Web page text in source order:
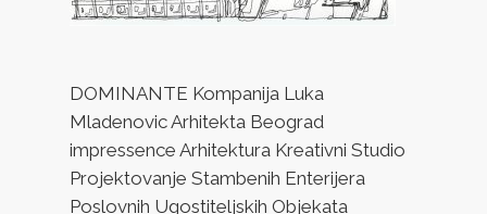
DOMINANTE Kompanija Luka
Mladenovic Arhitekta Beograd
impressence Arhitektura Kreativni Studio
Projektovanje Stambenih Enterijera
Poslovnih Ugostiteljskih Objekata